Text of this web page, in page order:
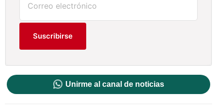
Suscribirse
Unirme al canal de noticias